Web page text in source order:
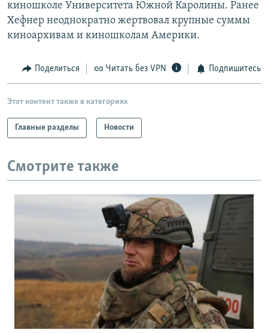
СИБИРЬ.РЕАЛИИ
РАСПИСАНИЕ ВЕЩАНИЯ
ПОДПИШИТЕСЬ НА РАССЫЛКУ
Все сайты РСЕ/РС
киношколе Университета Южной Каролины. Ранее
Хефнер неоднократно жертвовал крупные суммы
киноархивам и киношколам Америки.
Поделиться Читать без VPN Подпишитесь
Этот контент также в категориях
Главные разделы Новости
Смотрите также